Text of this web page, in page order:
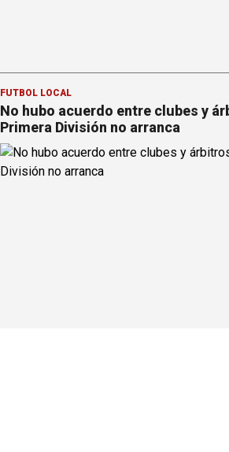
FÚTBOL LOCAL
No hubo acuerdo entre clubes y
Primera División no arranca